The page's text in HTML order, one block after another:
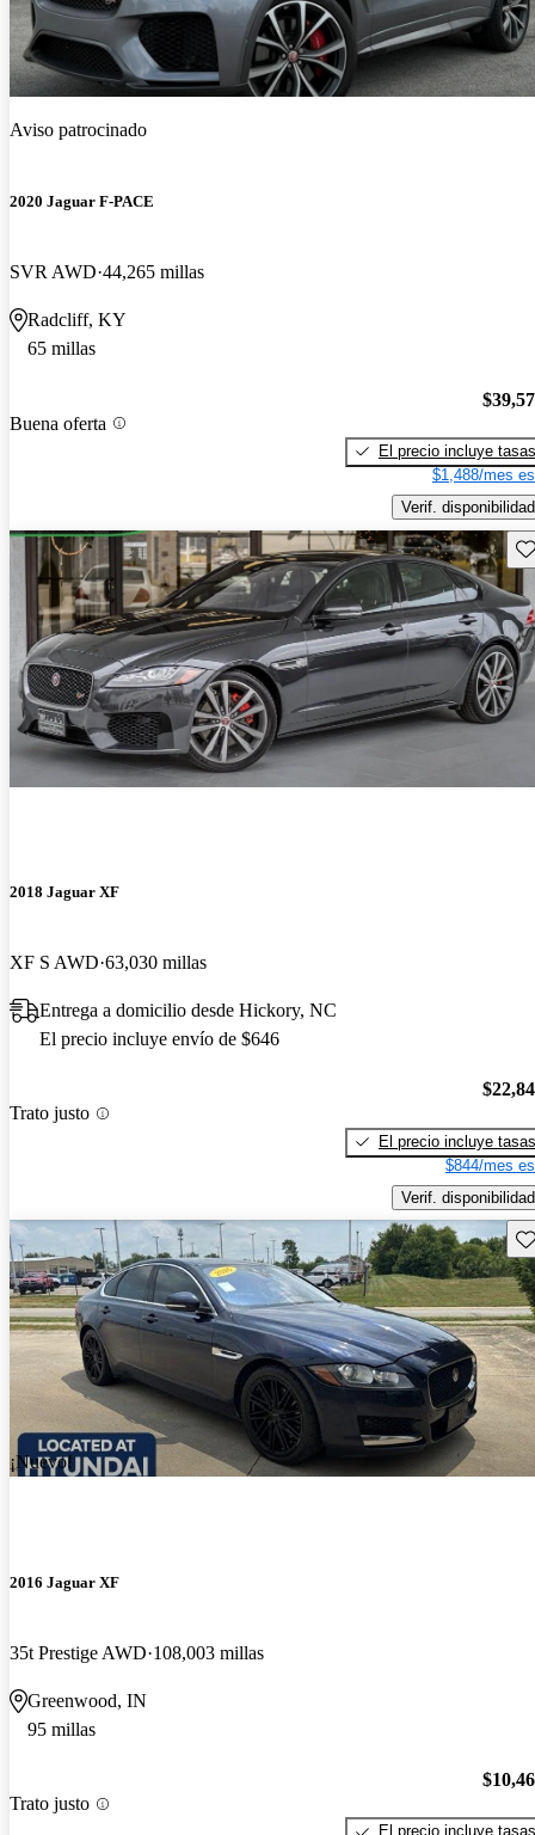
Aviso patrocinado
2020 Jaguar F-PACE
SVR AWD 44,265 millas
Radcliff, KY
65 millas
Buena oferta
El precio incluye tasas
$1,488/mes
Verif. disponibilidad
2018 Jaguar XF
XF S AWD 63,030 millas
Entrega a domicilio desde Hickory, NC
El precio incluye envío de $646
Trato justo
El precio incluye tasas
$844/mes
Verif. disponibilidad
¡Nuevo!
2016 Jaguar XF
35t Prestige AWD 108,003 millas
Greenwood, IN
95 millas
Trato justo
El precio incluye tasas